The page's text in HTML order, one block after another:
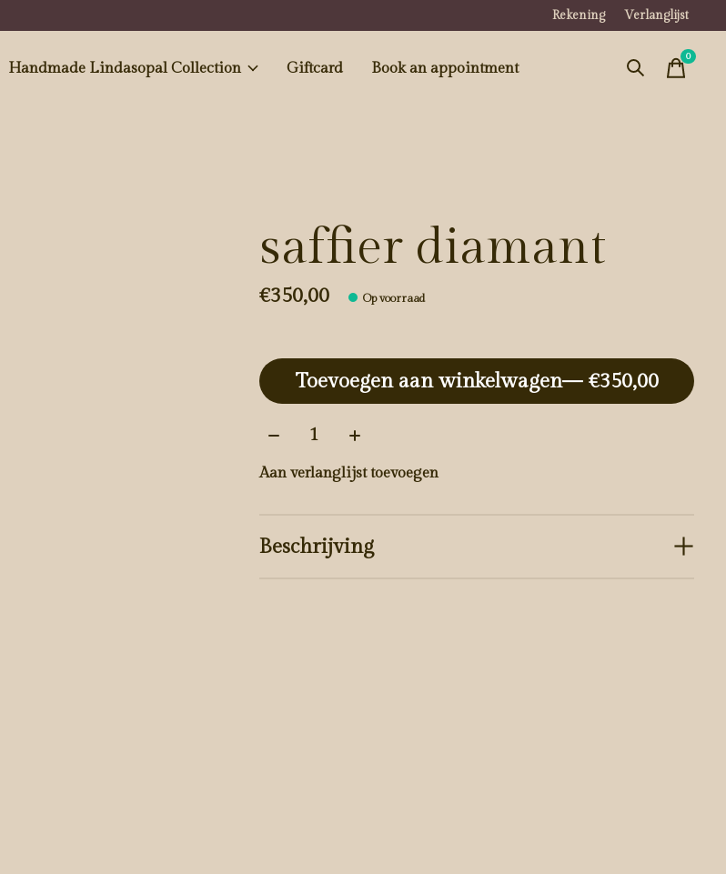
Rekening Verlanglijst
Handmade Lindasopal Collection Giftcard Book an appointment
0items
saffier diamant
€350,00 Op voorraad
Toevoegen aan winkelwagen
— €350,00
Aantal:
Aan verlanglijst toevoegen
Beschrijving